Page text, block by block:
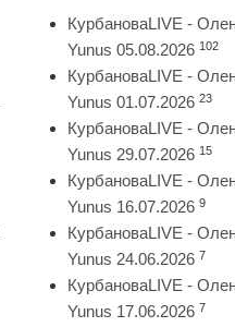
КурбановаLIVE -
Yunus 05.08.2026 102
КурбановаLIVE -
Yunus 01.07.2026 23
КурбановаLIVE -
Yunus 29.07.2026 15
КурбановаLIVE -
Yunus 16.07.2026 9
КурбановаLIVE -
Yunus 24.06.2026 7
КурбановаLIVE -
Yunus 17.06.2026 7